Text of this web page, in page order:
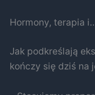
Hormony, terapia
Jak podkreślają
kończy się dziś na